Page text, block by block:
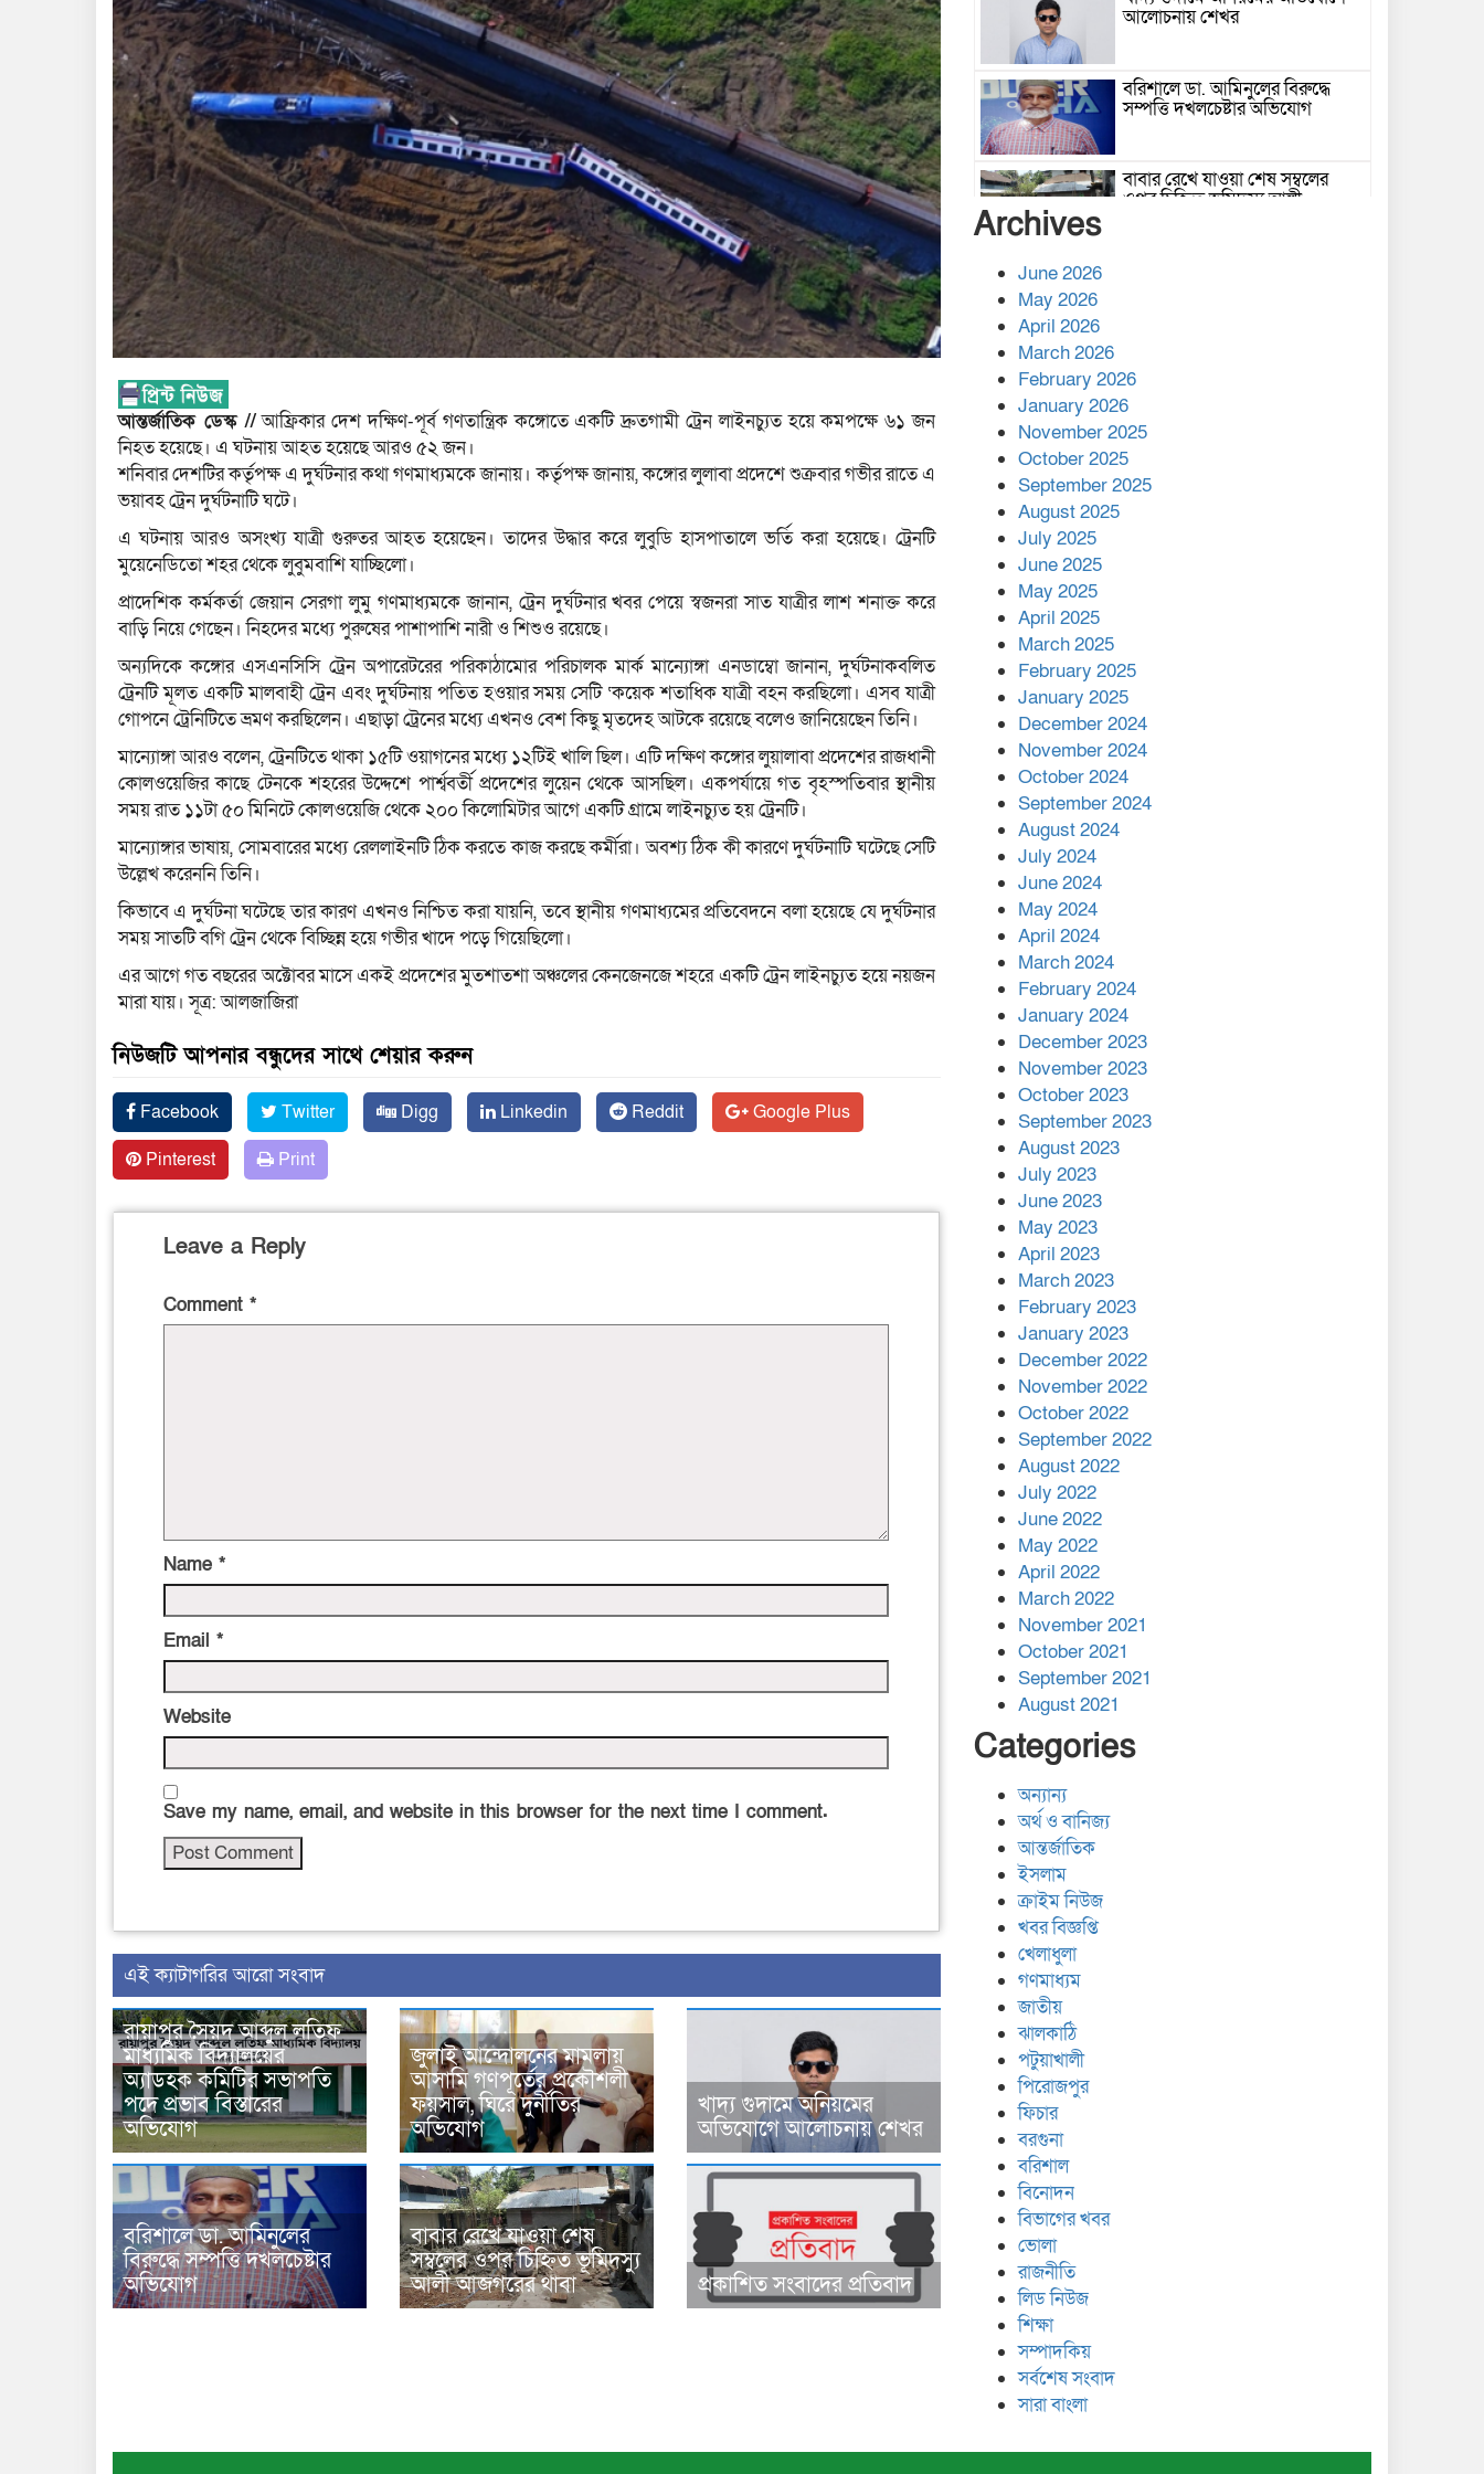
আন্তর্জাতিক ডেস্ক //আফ্রিকার দেশ দক্ষিণ-পূর্ব গণতান্ত্রিক কঙ্গোতে একটি দ্রুতগামী ট্রেন লাইনচ্যুত হয়ে কমপক্ষে ৬১ জন
নিহত হয়েছে। এ ঘটনায় আহত হয়েছে আরও ৫২ জন।
শনিবার দেশটির কর্তৃপক্ষ এ দুর্ঘটনার কথা গণমাধ্যমকে জানায়। কর্তৃপক্ষ জানায়, কঙ্গোর লুলাবা প্রদেশে শুক্রবার গভীর রাতে এ
ভয়াবহ ট্রেন দুর্ঘটনাটি ঘটে।
এ ঘটনায় আরও অসংখ্য যাত্রী গুরুতর আহত হয়েছেন। তাদের উদ্ধার করে লুবুডি হাসপাতালে ভর্তি করা হয়েছে। ট্রেনটি
মুয়েনেডিতো শহর থেকে লুবুমবাশি যাচ্ছিলো।
প্রাদেশিক কর্মকর্তা জেয়ান সেরগা লুমু গণমাধ্যমকে জানান, ট্রেন দুর্ঘটনার খবর পেয়ে স্বজনরা সাত যাত্রীর লাশ শনাক্ত করে
বাড়ি নিয়ে গেছেন। নিহদের মধ্যে পুরুষের পাশাপাশি নারী ও শিশুও রয়েছে।
অন্যদিকে কঙ্গোর এসএনসিসি ট্রেন অপারেটরের পরিকাঠামোর পরিচালক মার্ক মান্যোঙ্গা এনডাম্বো জানান, দুর্ঘটনাকবলিত
ট্রেনটি মূলত একটি মালবাহী ট্রেন এবং দুর্ঘটনায় পতিত হওয়ার সময় সেটি ‘কয়েক শতাধিক যাত্রী বহন করছিলো। এসব যাত্রী
গোপনে ট্রেনিটিতে ভ্রমণ করছিলেন। এছাড়া ট্রেনের মধ্যে এখনও বেশ কিছু মৃতদেহ আটকে রয়েছে বলেও জানিয়েছেন তিনি।
মান্যোঙ্গা আরও বলেন, ট্রেনটিতে থাকা ১৫টি ওয়াগনের মধ্যে ১২টিই খালি ছিল। এটি দক্ষিণ কঙ্গোর লুয়ালাবা প্রদেশের রাজধানী
কোলওয়েজির কাছে টেনকে শহরের উদ্দেশে পার্শ্ববর্তী প্রদেশের লুয়েন থেকে আসছিল। একপর্যায়ে গত বৃহস্পতিবার স্থানীয়
সময় রাত ১১টা ৫০ মিনিটে কোলওয়েজি থেকে ২০০ কিলোমিটার আগে একটি গ্রামে লাইনচ্যুত হয় ট্রেনটি।
মান্যোঙ্গার ভাষায়, সোমবারের মধ্যে রেললাইনটি ঠিক করতে কাজ করছে কর্মীরা। অবশ্য ঠিক কী কারণে দুর্ঘটনাটি ঘটেছে সেটি
উল্লেখ করেননি তিনি।
কিভাবে এ দুর্ঘটনা ঘটেছে তার কারণ এখনও নিশ্চিত করা যায়নি, তবে স্থানীয় গণমাধ্যমের প্রতিবেদনে বলা হয়েছে যে দুর্ঘটনার
সময় সাতটি বগি ট্রেন থেকে বিচ্ছিন্ন হয়ে গভীর খাদে পড়ে গিয়েছিলো।
এর আগে গত বছরের অক্টোবর মাসে একই প্রদেশের মুতশাতশা অঞ্চলের কেনজেনজে শহরে একটি ট্রেন লাইনচ্যুত হয়ে নয়জন
মারা যায়। সূত্র: আলজাজিরা
নিউজটি আপনার বন্ধুদের সাথে শেয়ার করুন
Facebook Twitter Digg Linkedin Reddit
Google Plus
Pinterest
Print
Leave a Reply
Comment *
Name *
Email *
Website
Save my name, email, and website in this browser for the next time I comment.
‍এই ক্যাটাগরির ‍আরো সংবাদ
রায়াপুর সৈয়দ আব্দুল লতিফ
মাধ্যমিক বিদ্যালয়ের
অ্যাডহক কমিটির সভাপতি
পদে প্রভাব বিস্তারের
অভিযোগ
জুলাই আন্দোলনের মামলায়
আসামি গণপূর্তের প্রকৌশলী
ফয়সাল, ঘিরে দুর্নীতির
অভিযোগ
খাদ্য গুদামে অনিয়মের
অভিযোগে আলোচনায় শেখর
বরিশালে ডা. আমিনুলের
বিরুদ্ধে সম্পত্তি দখলচেষ্টার
অভিযোগ
বাবার রেখে যাওয়া শেষ
সম্বলের ওপর চিহ্নিত ভূমিদস্যু
আলী আজগরের থাবা
প্রকাশিত সংবাদের প্রতিবাদ
আলোচনায় শেখর
বরিশালে ডা. আমিনুলের বিরুদ্ধে
সম্পত্তি দখলচেষ্টার অভিযোগ
বাবার রেখে যাওয়া শেষ সম্বলের
ওপর চিহ্নিত ভূমিদস্যু আলী
প্রকাশের অভিযোগ
শের-ই-বাংলা গোল্ডেন অ্যাওয়ার্ড
২০২৬-এ সম্মানিত পরিচালক ইমন
নিহত, আহত ৪০
Archives
June 2026
May 2026
April 2026
March 2026
February 2026
January 2026
November 2025
October 2025
September 2025
August 2025
July 2025
June 2025
May 2025
April 2025
March 2025
February 2025
January 2025
December 2024
November 2024
October 2024
September 2024
August 2024
July 2024
June 2024
May 2024
April 2024
March 2024
February 2024
January 2024
December 2023
November 2023
October 2023
September 2023
August 2023
July 2023
June 2023
May 2023
April 2023
March 2023
February 2023
January 2023
December 2022
November 2022
October 2022
September 2022
August 2022
July 2022
June 2022
May 2022
April 2022
March 2022
November 2021
October 2021
September 2021
August 2021
Categories
অন্যান্য
অর্থ ও বানিজ্য
আন্তর্জাতিক
ইসলাম
ক্রাইম নিউজ
খবর বিজ্ঞপ্তি
খেলাধুলা
গণমাধ্যম
জাতীয়
ঝালকাঠি
পটুয়াখালী
পিরোজপুর
ফিচার
বরগুনা
বরিশাল
বিনোদন
বিভাগের খবর
ভোলা
রাজনীতি
লিড নিউজ
শিক্ষা
সম্পাদকিয়
সর্বশেষ সংবাদ
সারা বাংলা